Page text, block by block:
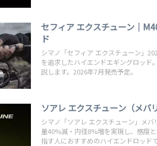
セフィア エクスチューン｜
ド
シマノ「セフィア エクスチューン」
を追求したハイエンドエギングロッド
説します。2026年7月発売予定。
ソアレ エクスチューン（メバ
シマノ「ソアレ エクスチューン」メ
量40%減・内径8%増を実現し、感度
指す人におすすめのハイエンドロッドで